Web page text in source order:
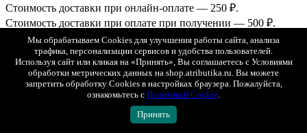
Стоимость доставки при онлайн-оплате — 250 ₽.
Стоимость доставки при оплате при получении — 500 ₽.
3. СДЭК (самовывоз из ПВЗ) с возможностью примерки.
Стоимость рассчитывается в корзине.
Оплата онлайн или при получении.
Доставка в регионы (по всей России)
1. СДЭК (ПВЗ или курьером) с возможностью примерки.
2. Почта России (первый класс).
Отправка — в течение 1–2 рабочих дней. Стоимость и сроки
Мы обрабатываем Cookies для улучшения работы сайта, анализа
трафика, персонализации сервисов и удобства пользователей.
Используя сайт или кликая на «Принять», Вы соглашаетесь с Условиями
обработки метрических данных на shop.atributika.ru. Вы можете
запретить обработку Cookies в настройках браузера. Пожалуйста,
ознакомьтесь с Политикой Cookie.
Принять